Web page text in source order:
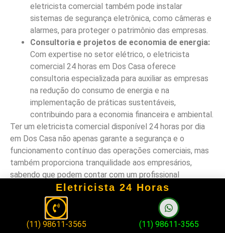
eletricista comercial também pode instalar
sistemas de segurança eletrônica, como câmeras e
alarmes, para proteger o patrimônio das empresas.
Consultoria e projetos de economia de energia:
Com expertise no setor elétrico, o eletricista
comercial 24 horas em Dos Casa oferece
consultoria especializada para auxiliar as empresas
na redução do consumo de energia e na
implementação de práticas sustentáveis,
contribuindo para a economia financeira e ambiental.
Ter um eletricista comercial disponível 24 horas por dia
em Dos Casa não apenas garante a segurança e o
funcionamento contínuo das operações comerciais, mas
também proporciona tranquilidade aos empresários,
sabendo que podem contar com um profissional
qualificado a qualquer momento. Portanto, ao buscar por
serviços elétricos para sua empresa, considere a
importância de contar com um eletricista comercial que
ofereça atendimento ininterrupto, visando a eficiência e a
Eletricista 24 Horas
(11) 98611-3565 (11) 98611-3565